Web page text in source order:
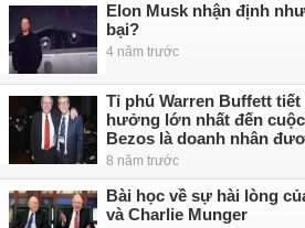
Elon Musk nhận định
bại?
4 năm trước
Tỉ phú Warren Buffett tiết
hưởng lớn nhất đến
Bezos là doanh nhân
8 năm trước
Bài học về sự hài lòng
và Charlie Munger